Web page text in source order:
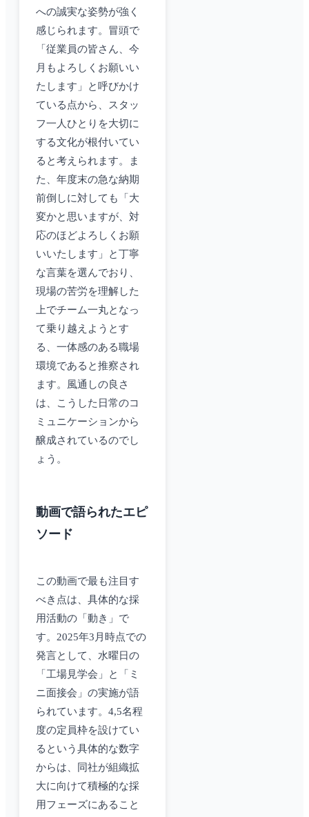
への誠実な姿勢が強く
感じられます。冒頭で
「従業員の皆さん、今
月もよろしくお願いい
たします」と呼びかけ
ている点から、スタッ
フ一人ひとりを大切に
する文化が根付いてい
ると考えられます。ま
た、年度末の急な納期
前倒しに対しても「大
変かと思いますが、対
応のほどよろしくお願
いいたします」と丁寧
な言葉を選んでおり、
現場の苦労を理解した
上でチーム一丸となっ
て乗り越えようとす
る、一体感のある職場
環境であると推察され
ます。風通しの良さ
は、こうした日常のコ
ミュニケーションから
醸成されているのでし
ょう。
動画で語られたエピ
ソード
この動画で最も注目す
べき点は、具体的な採
用活動の「動き」で
す。2025年3月時点での
発言として、水曜日の
「工場見学会」と「ミ
ニ面接会」の実施が語
られています。4,5名程
度の定員枠を設けてい
るという具体的な数字
からは、同社が組織拡
大に向けて積極的な採
用フェーズにあること